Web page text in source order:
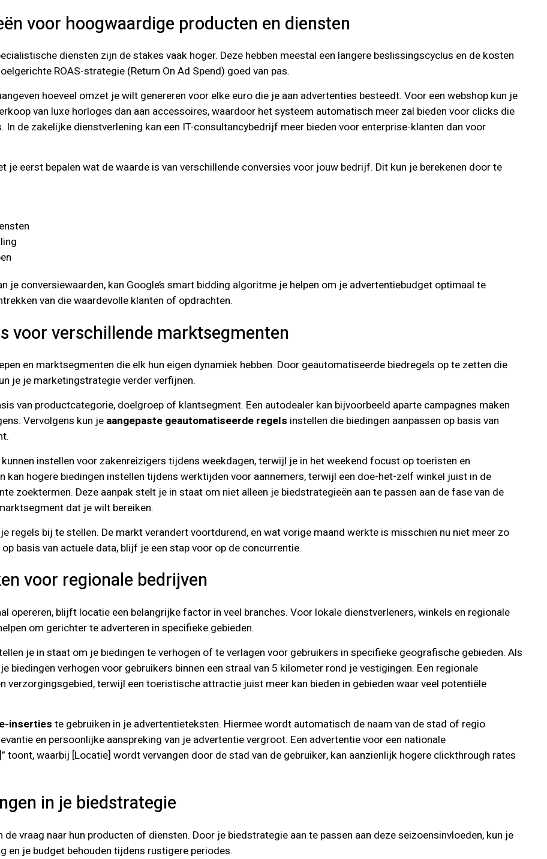
voor hoogwaardige producten en diensten
diensten zijn de stakes vaak hoger. Deze hebben meestal een langere beslissingscyclus en de kosten
ROAS-strategie (Return On Ad Spend) goed van pas.
hoeveel omzet je wilt genereren voor elke euro die je aan advertenties besteedt. Voor een webshop kun je
van luxe horloges dan aan accessoires, waardoor het systeem automatisch meer zal bieden voor clicks die
de zakelijke dienstverlening kan een IT-consultancybedrijf meer bieden voor enterprise-klanten dan voor
eerst bepalen wat de waarde is van verschillende conversies voor jouw bedrijf. Dit kun je berekenen door te
je conversiewaarden, kan Google’s smart bidding algoritme je helpen om je advertentiebudget optimaal te
van die waardevolle klanten of opdrachten.
voor verschillende marktsegmenten
en marktsegmenten die elk hun eigen dynamiek hebben. Door geautomatiseerde biedregels op te zetten die
je je marketingstrategie verder verfijnen.
van productcategorie, doelgroep of klantsegment. Een autodealer kan bijvoorbeeld aparte campagnes maken
Vervolgens kun je aangepaste geautomatiseerde regels instellen die biedingen aanpassen op basis van
instellen voor zakenreizigers tijdens weekdagen, terwijl je in het weekend focust op toeristen en
kan hogere biedingen instellen tijdens werktijden voor aannemers, terwijl een doe-het-zelf winkel juist in de
zoektermen. Deze aanpak stelt je in staat om niet alleen je biedstrategieën aan te passen aan de fase van de
dat je wilt bereiken.
regels bij te stellen. De markt verandert voortdurend, en wat vorige maand werkte is misschien nu niet meer zo
basis van actuele data, blijf je een stap voor op de concurrentie.
voor regionale bedrijven
opereren, blijft locatie een belangrijke factor in veel branches. Voor lokale dienstverleners, winkels en regionale
om gerichter te adverteren in specifieke gebieden.
je in staat om je biedingen te verhogen of te verlagen voor gebruikers in specifieke geografische gebieden. Als
biedingen verhogen voor gebruikers binnen een straal van 5 kilometer rond je vestigingen. Een regionale
terwijl een toeristische attractie juist meer kan bieden in gebieden waar veel potentiële
inserties te gebruiken in je advertentieteksten. Hiermee wordt automatisch de naam van de stad of regio
en persoonlijke aanspreking van je advertentie vergroot. Een advertentie voor een nationale
toont, waarbij [Locatie] wordt vervangen door de stad van de gebruiker, kan aanzienlijk hogere clickthrough rates
in je biedstrategie
vraag naar hun producten of diensten. Door je biedstrategie aan te passen aan deze seizoensinvloeden, kun je
en je budget behouden tijdens rustigere periodes.